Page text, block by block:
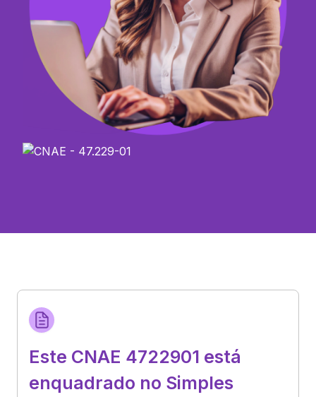
Este CNAE 4722901 está
enquadrado no Simples